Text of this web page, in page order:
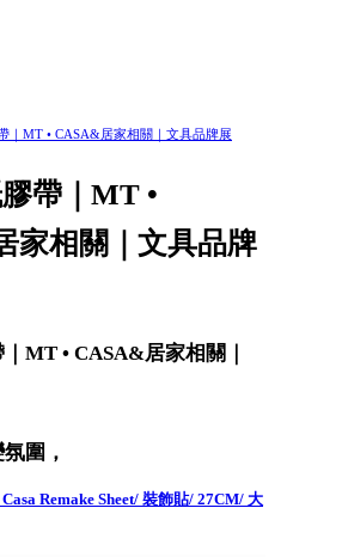
｜MT • CASA&居家相關｜文具品牌展
帶｜MT •
家相關｜文具品牌
MT • CASA&居家相關｜
圍，
Remake Sheet/ 裝飾貼/ 27CM/ 大